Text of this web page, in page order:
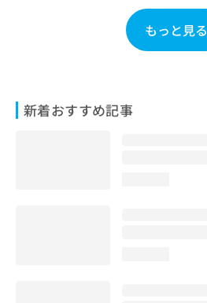
もっと見る
新着おすすめ記事
は
こ